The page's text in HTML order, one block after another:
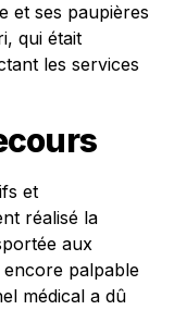
et ses paupières
qui était
les services
et
réalisé la
aux
palpable
médical a dû